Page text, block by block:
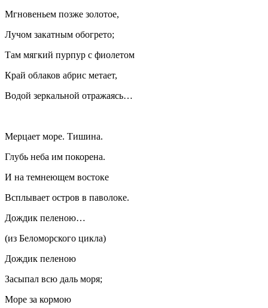
Мгновеньем позже золотое,
Лучом закатным обогрето;
Там мягкий пурпур с фиолетом
Край облаков абрис метает,
Водой зеркальной отражаясь…
Мерцает море. Тишина.
Глубь неба им покорена.
И на темнеющем востоке
Всплывает остров в паволоке.
Дождик пеленою…
(из Беломорского цикла)
Дождик пеленою
Засыпал всю даль моря;
Море за кормою